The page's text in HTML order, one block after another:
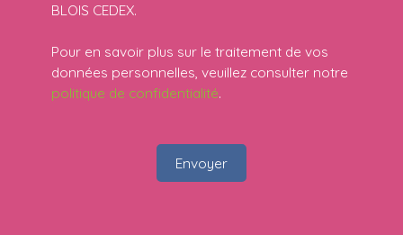
BLOIS CEDEX.
Pour en savoir plus sur le traitement de vos
données personnelles, veuillez consulter notre
politique de confidentialité.
Envoyer